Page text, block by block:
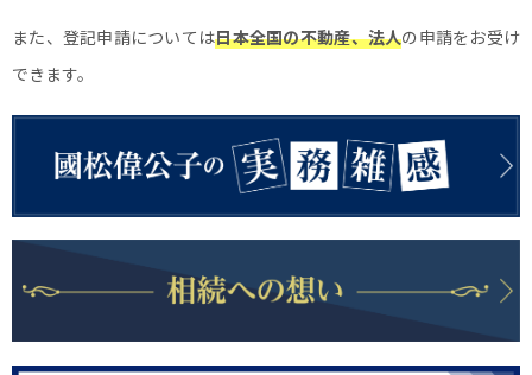
また、登記申請については日本全国の不動産、法人の申請をお受け
できます。